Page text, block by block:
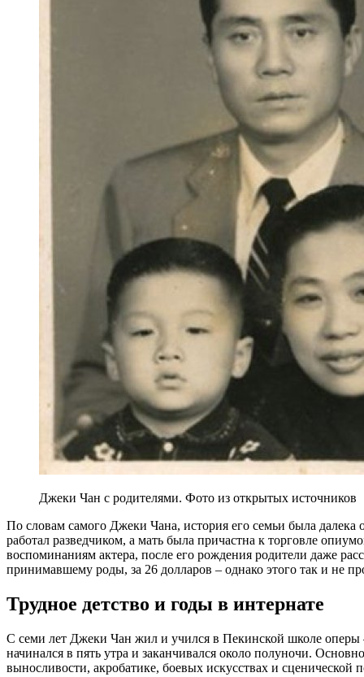
Джеки Чан с родителями. Фото из открытых источников
По словам самого Джеки Чана, история его семьи была
работал разведчиком, а мать была причастна к торговле
воспоминаниям актера, после его рождения родители даже
принимавшему роды, за 26 долларов – однако этого так и не
Трудное детство и годы в интернате
С семи лет Джеки Чан жил и учился в Пекинской школе
начинался в пять утра и заканчивался около полуночи.
выносливости, акробатике, боевых искусствах и сценической